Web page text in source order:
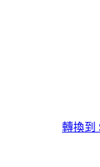
轉換到